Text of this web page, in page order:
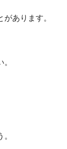
あります。